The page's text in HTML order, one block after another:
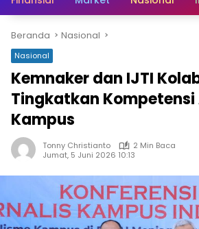
Beranda Nasional
Nasional
Kemnaker dan IJTI
Tingkatkan Kompetensi
Kampus
Tonny Christianto
2 Min Baca
Jumat, 5 Juni 2026 10:13